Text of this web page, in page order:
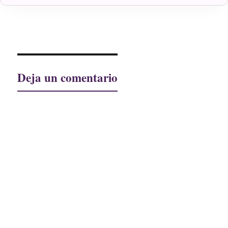
Deja un comentario